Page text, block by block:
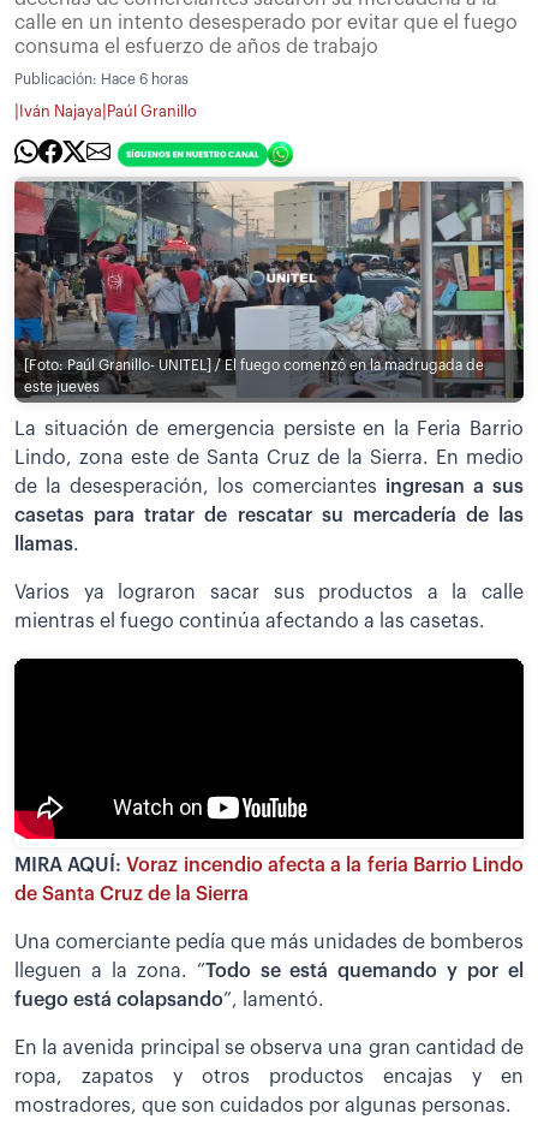
calle en un intento desesperado por evitar que el fuego
consuma el esfuerzo de años de trabajo
Publicación: Hace 6 horas
Iván Najaya Paúl Granillo
[Foto: Paúl Granillo- UNITEL] / El fuego comenzó en la madrugada de
este jueves
La situación de emergencia persiste en la Feria Barrio
Lindo, zona este de Santa Cruz de la Sierra. En medio
de la desesperación, los comerciantes ingresan a sus
casetas para tratar de rescatar su mercadería de las
llamas.
Varios ya lograron sacar sus productos a la calle
mientras el fuego continúa afectando a las casetas.
MIRA AQUÍ:Voraz incendio afecta a la feria Barrio Lindo
de Santa Cruz de la Sierra
Una comerciante pedía que más unidades de bomberos
lleguen a la zona. “Todo se está quemando y por el
fuego está colapsando”, lamentó.
En la avenida principal se observa una gran cantidad de
ropa, zapatos y otros productos encajas y en
mostradores, que son cuidados por algunas personas.